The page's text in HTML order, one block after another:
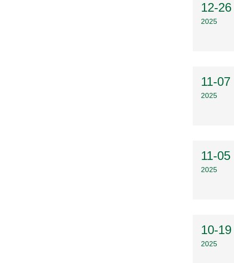
12-26
2025
11-07
2025
11-05
2025
10-19
2025